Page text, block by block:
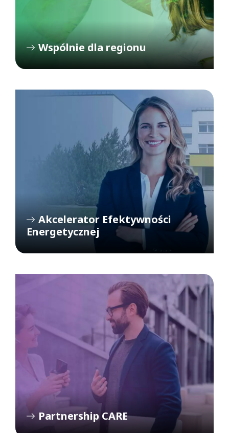
Wspólnie dla regionu
Akcelerator Efektywności
Energetycznej
Partnership CARE